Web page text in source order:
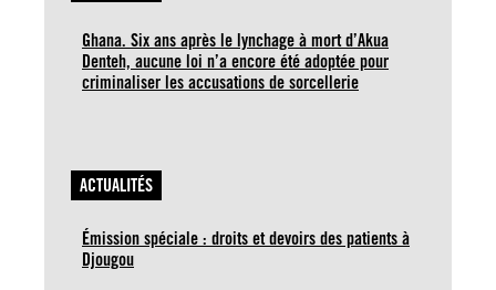
Ghana. Six ans après le lynchage à mort d’Akua
Denteh, aucune loi n’a encore été adoptée pour
criminaliser les accusations de sorcellerie
ACTUALITÉS
Émission spéciale : droits et devoirs des patients à
Djougou